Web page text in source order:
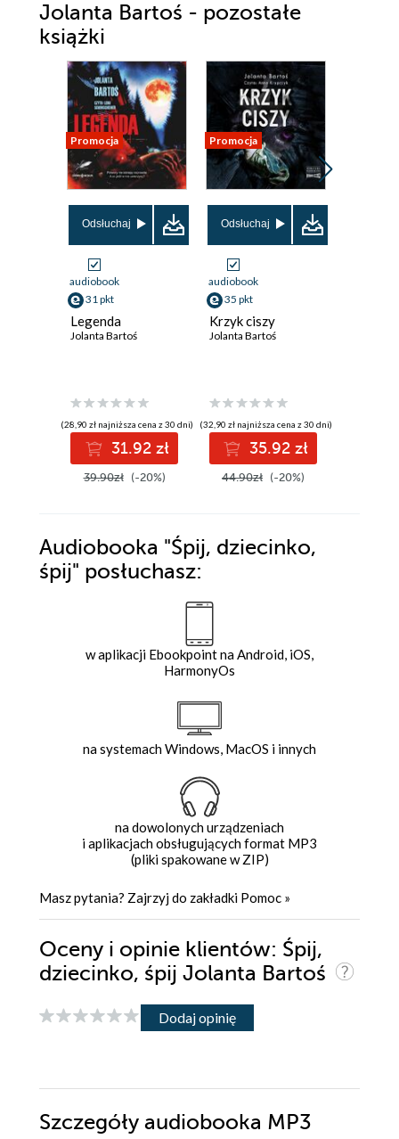
Jolanta Bartoś - pozostałe
książki
Promocja
Odsłuchaj
audiobook
31 pkt
Legenda
Jolanta Bartoś
(28,90 zł najniższa cena z 30 dni)
31.92 zł
39.90zł (-20%)
Promocja
Odsłuchaj
audiobook
35 pkt
Krzyk ciszy
Jolanta Bartoś
(32,90 zł najniższa cena z 30 dni)
35.92 zł
44.90zł (-20%)
Audiobooka "Śpij, dziecinko,
śpij" posłuchasz:
w aplikacji Ebookpoint na Android, iOS,
HarmonyOs
na systemach Windows, MacOS i innych
na dowolonych urządzeniach
i aplikacjach obsługujących format MP3
(pliki spakowane w ZIP)
Masz pytania? Zajrzyj do zakładki Pomoc »
Oceny i opinie klientów: Śpij,
dziecinko, śpij Jolanta Bartoś
Dodaj opinię
Szczegóły audiobooka MP3